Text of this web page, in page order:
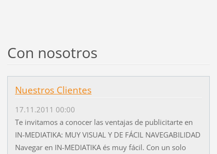
Con nosotros
Nuestros Clientes
17.11.2011 00:00
Te invitamos a conocer las ventajas de publicitarte en
IN-MEDIATIKA: MUY VISUAL Y DE FÁCIL NAVEGABILIDAD
Navegar en IN-MEDIATIKA és muy fácil. Con un solo